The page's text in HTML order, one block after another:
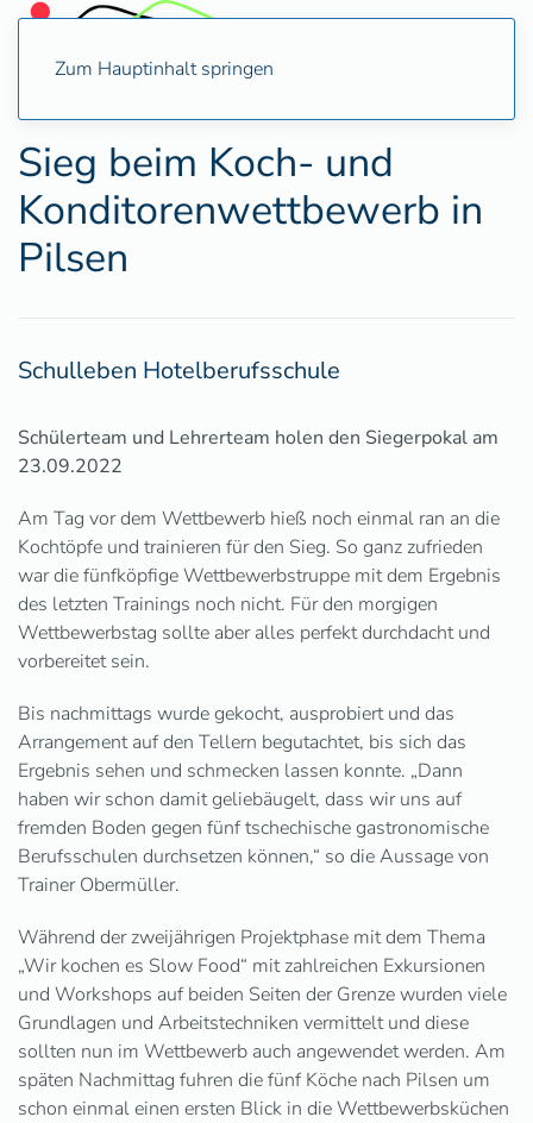
Zum Hauptinhalt springen
Sieg beim Koch- und
Konditorenwettbewerb in
Pilsen
Schulleben Hotelberufsschule
Schülerteam und Lehrerteam holen den Siegerpokal am
23.09.2022
Am Tag vor dem Wettbewerb hieß noch einmal ran an die
Kochtöpfe und trainieren für den Sieg. So ganz zufrieden
war die fünfköpfige Wettbewerbstruppe mit dem Ergebnis
des letzten Trainings noch nicht. Für den morgigen
Wettbewerbstag sollte aber alles perfekt durchdacht und
vorbereitet sein.
Bis nachmittags wurde gekocht, ausprobiert und das
Arrangement auf den Tellern begutachtet, bis sich das
Ergebnis sehen und schmecken lassen konnte. „Dann
haben wir schon damit geliebäugelt, dass wir uns auf
fremden Boden gegen fünf tschechische gastronomische
Berufsschulen durchsetzen können,“ so die Aussage von
Trainer Obermüller.
Während der zweijährigen Projektphase mit dem Thema
„Wir kochen es Slow Food“ mit zahlreichen Exkursionen
und Workshops auf beiden Seiten der Grenze wurden viele
Grundlagen und Arbeitstechniken vermittelt und diese
sollten nun im Wettbewerb auch angewendet werden. Am
späten Nachmittag fuhren die fünf Köche nach Pilsen um
schon einmal einen ersten Blick in die Wettbewerbsküchen